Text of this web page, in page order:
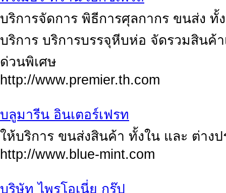
บริการจัดการ พิธีการศุลกากร ขนส่ง ทั้
บริการ บริการบรรจุหีบห่อ จัดรวมสินค้
ด่วนพิเศษ
http://www.premier.th.com
บลูมารีน อินเตอร์เฟรท
ให้บริการ ขนส่งสินค้า ทั้งใน และ ต่างป
http://www.blue-mint.com
บริษัท ไพรโอเนี่ย กรุ๊ป